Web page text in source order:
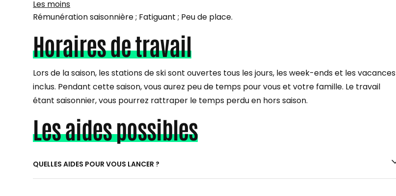
Les moins
Rémunération saisonnière ; Fatiguant ; Peu de place.
Horaires de travail
Lors de la saison, les stations de ski sont ouvertes tous les jours, les week-ends et les vacances
inclus. Pendant cette saison, vous aurez peu de temps pour vous et votre famille. Le travail
étant saisonnier, vous pourrez rattraper le temps perdu en hors saison.
Les aides possibles
QUELLES AIDES POUR VOUS LANCER ?